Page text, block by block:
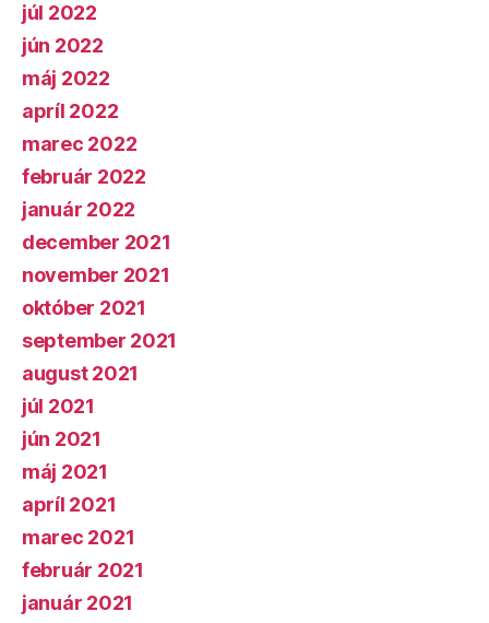
júl 2022
jún 2022
máj 2022
apríl 2022
marec 2022
február 2022
január 2022
december 2021
november 2021
október 2021
september 2021
august 2021
júl 2021
jún 2021
máj 2021
apríl 2021
marec 2021
február 2021
január 2021